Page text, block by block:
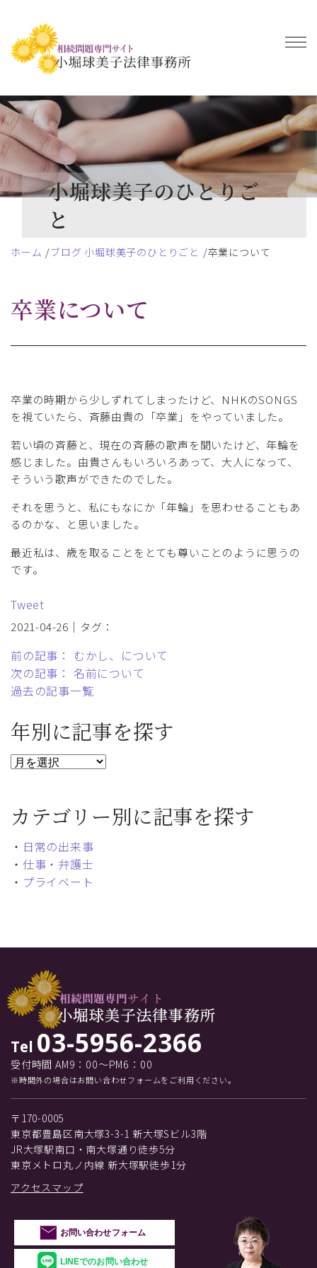
小堀球美子のひとりご
と
ホーム ブログ 小堀球美子のひとりごと 卒業について
卒業について
卒業の時期から少しずれてしまったけど、NHKのSONGS
を視ていたら、斉藤由貴の「卒業」をやっていました。
若い頃の斉藤と、現在の斉藤の歌声を聞いたけど、年輪を
感じました。由貴さんもいろいろあって、大人になって、
そういう歌声ができたのでした。
それを思うと、私にもなにか「年輪」を思わせることもあ
るのかな、と思いました。
最近私は、歳を取ることをとても尊いことのように思うの
です。
Tweet
2021-04-26｜タグ：
前の記事： むかし、について
次の記事： 名前について
過去の記事一覧
年別に記事を探す
カテゴリー別に記事を探す
・ 日常の出来事
・ 仕事・弁護士
・ プライベート
Tel 03-5956-2366
受付時間 AM9：00～PM6：00
※時間外の場合はお問い合わせフォームをご利用ください。
〒170-0005
東京都豊島区南大塚3-3-1 新大塚Sビル3階
JR大塚駅南口・南大塚通り徒歩5分
東京メトロ丸ノ内線 新大塚駅徒歩1分
アクセスマップ
お問い合わせフォーム
LINEでのお問い合わせ